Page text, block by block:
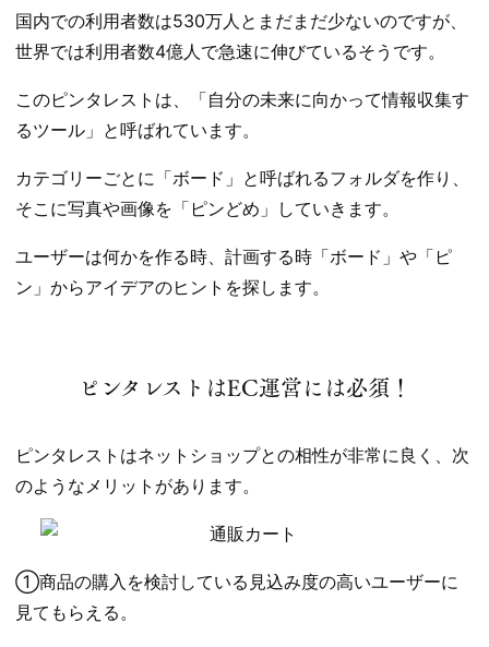
国内での利用者数は530万人とまだまだ少ないのですが、
世界では利用者数4億人で急速に伸びているそうです。
このピンタレストは、「自分の未来に向かって情報収集す
るツール」と呼ばれています。
カテゴリーごとに「ボード」と呼ばれるフォルダを作り、
そこに写真や画像を「ピンどめ」していきます。
ユーザーは何かを作る時、計画する時「ボード」や「ピ
ン」からアイデアのヒントを探します。
ピンタレストはEC運営には必須！
ピンタレストはネットショップとの相性が非常に良く、次
のようなメリットがあります。
①商品の購入を検討している見込み度の高いユーザーに
見てもらえる。